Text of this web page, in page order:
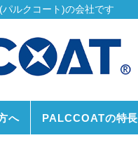
ルクコート)の会社です
へ PALCCOATの特長